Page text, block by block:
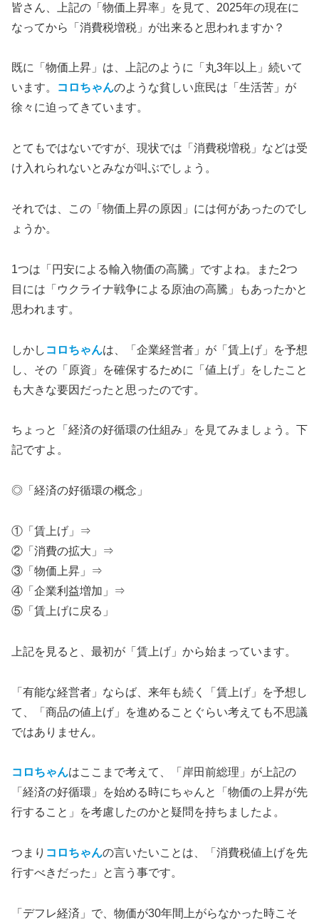
皆さん、上記の「物価上昇率」を見て、2025年の現在に
なってから「消費税増税」が出来ると思われますか？
既に「物価上昇」は、上記のように「丸3年以上」続いて
います。
コロちゃんのような貧しい庶民は「生活苦」が
徐々に迫ってきています。
とてもではないですが、現状では「消費税増税」などは受
け入れられないとみなが叫ぶでしょう。
それでは、この「物価上昇の原因」には何があったのでし
ょうか。
1つは「円安による輸入物価の高騰」ですよね。また2つ
目には「ウクライナ戦争による原油の高騰」もあったかと
思われます。
しかし コロちゃんは、「企業経営者」が「賃上げ」を予想
し、その「原資」を確保するために「値上げ」をしたこと
も大きな要因だったと思ったのです。
ちょっと「経済の好循環の仕組み」を見てみましょう。下
記ですよ。
◎「経済の好循環の概念」
①「賃上げ」⇒
②「消費の拡大」⇒
③「物価上昇」⇒
④「企業利益増加」⇒
⑤「賃上げに戻る」
上記を見ると、最初が「賃上げ」から始まっています。
「有能な経営者」ならば、来年も続く「賃上げ」を予想し
て、「商品の値上げ」を進めることぐらい考えても不思議
ではありません。
コロちゃんはここまで考えて、「岸田前総理」が上記の
「経済の好循環」を始める時にちゃんと「物価の上昇が先
行すること」を考慮したのかと疑問を持ちましたよ。
つまり コロちゃんの言いたいことは、「消費税値上げを先
行すべきだった」と言う事です。
「デフレ経済」で、物価が30年間上がらなかった時こそ